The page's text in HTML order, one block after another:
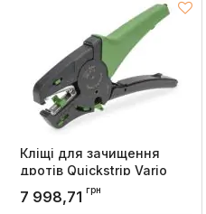
Кліщі для зачищення
дротів Quickstrip Vario
0,03 мм.кв - 16 мм.кв,
WAGO
7 998,71 грн